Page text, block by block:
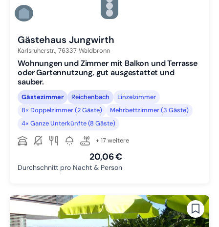
Zu Slide 4 wechseln
Zu Slide 5 wechseln
Zu Slide 6 wechseln
Gästehaus Jungwirth
Karlsruherstr., 76337 Waldbronn
Wohnungen und Zimmer mit Balkon und Terrasse
oder Gartennutzung, gut ausgestattet und
sauber.
Gästezimmer Reichenbach
Einzelzimmer
8× Doppelzimmer (2 Gäste)
Mehrbettzimmer (3 Gäste)
4× Ganze Unterkünfte (8 Gäste)
+ 17 weitere
20,06 €
Durchschnitt pro Nacht & Person